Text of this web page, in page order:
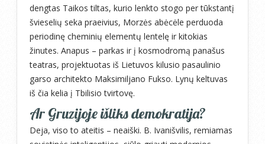
dengtas Taikos tiltas, kurio lenkto stogo per tūkstantį
švieselių seka praeivius, Morzės abėcėle perduoda
periodinę cheminių elementų lentelę ir kitokias
žinutes. Anapus – parkas ir į kosmodromą panašus
teatras, projektuotas iš Lietuvos kilusio pasaulinio
garso architekto Maksimiljano Fukso. Lynų keltuvas
iš čia kelia į Tbilisio tvirtovę.
Ar Gruzijoje išliks demokratija?
Deja, viso to ateitis – neaiški. B. Ivanišvilis, remiamas